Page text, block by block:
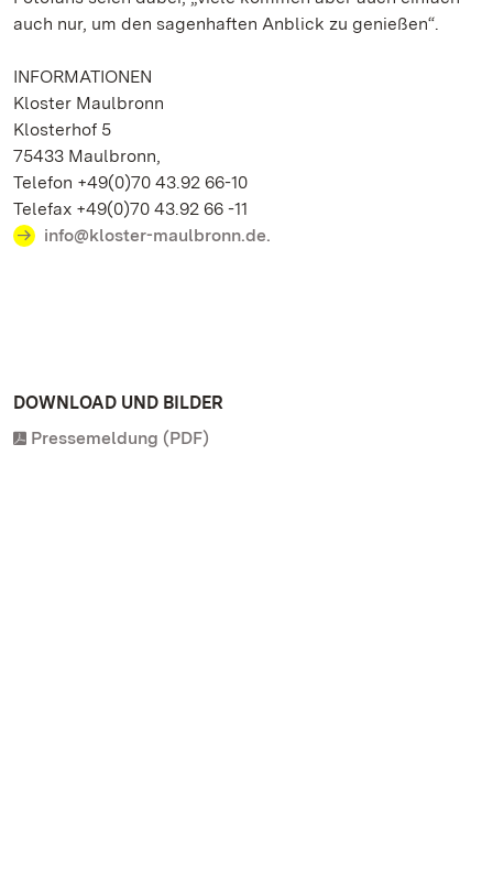
auch nur, um den sagenhaften Anblick zu genießen“.
INFORMATIONEN
Kloster Maulbronn
Klosterhof 5
75433 Maulbronn,
Telefon +49(0)70 43.92 66-10
Telefax +49(0)70 43.92 66 -11
info@kloster-maulbronn.de.
DOWNLOAD UND BILDER
Pressemeldung (PDF)